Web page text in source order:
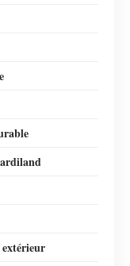
extérieur